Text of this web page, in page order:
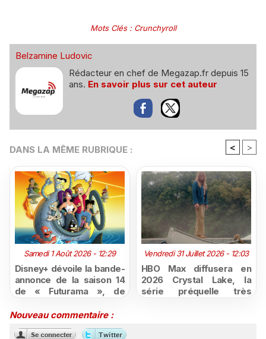
Mots Clés: Crunchyroll
Belzamine Ludovic
Rédacteur en chef de Megazap.fr depuis 15
ans. En savoir plus sur cet auteur
DANS LA MÊME RUBRIQUE : < >
Samedi 1 Août 2026 - 12:29
Disney+ dévoile la bande-
annonce de la saison 14
de « Futurama », de
Vendredi 31 Juillet 2026 - 12:03
HBO Max diffusera en
2026 Crystal Lake, la
série préquelle très
Nouveau commentaire :